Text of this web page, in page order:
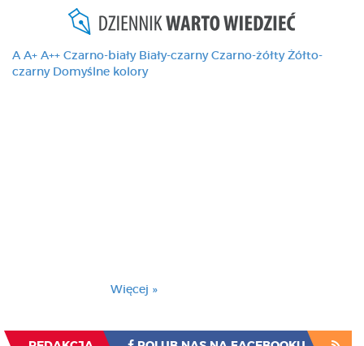
A A+ A++ Czarno-biały Biały-czarny Czarno-żółty Żółto-
czarny Domyślne kolory
Więcej »